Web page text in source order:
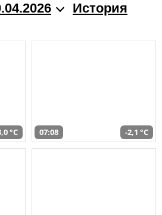
История
°C 07:08 -2,1 °C